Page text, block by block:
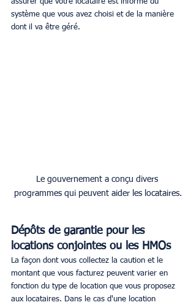
système que vous avez choisi et de la manière
dont il va être géré.
Le gouvernement a conçu divers
programmes qui peuvent aider les locataires.
Dépôts de garantie pour les
locations conjointes ou les HMOs
La façon dont vous collectez la caution et le
montant que vous facturez peuvent varier en
fonction du type de location que vous proposez
aux locataires. Dans le cas d'une location